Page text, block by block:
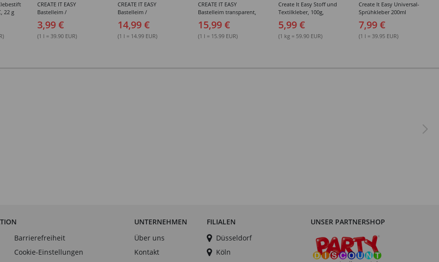
22 g
CREATE IT EASY
Bastelleim /
Buchbinderleim, 100 ml
3,99 €
(1 l = 39.90 EUR)
CREATE IT EASY
Bastelleim /
Buchbinderleim, 1000 ml
14,99 €
(1 l = 14.99 EUR)
CREATE IT EASY
Bastelleim transparent,
ohne Lösungsmittel,
1000 ml
15,99 €
(1 l = 15.99 EUR)
Create It Easy Stoff und
Textilkleber, 100g,
Kunststoffflasche mit
Maldüse
5,99 €
(1 kg = 59.90 EUR)
Create It Easy Universal-
Sprühkleber 200ml
(permanent)
7,99 €
(1 l = 39.95 EUR)
Barrierefreiheit
Cookie-Einstellungen
UNTERNEHMEN
Über uns
Kontakt
FILIALEN
Düsseldorf
Köln
UNSER PARTNERSHOP